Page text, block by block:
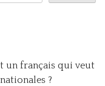
un français qui veut
?